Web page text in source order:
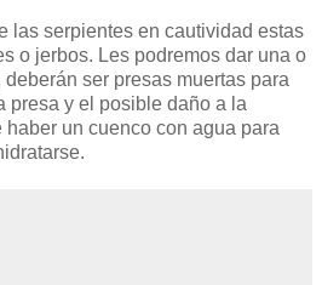
las serpientes en cautividad estas
o jerbos. Les podremos dar una o
ser presas muertas para
presa y el posible daño a la
un cuenco con agua para